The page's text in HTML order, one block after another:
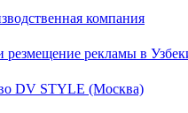
компания
резмещение рекламы в
DV STYLE (Москва)